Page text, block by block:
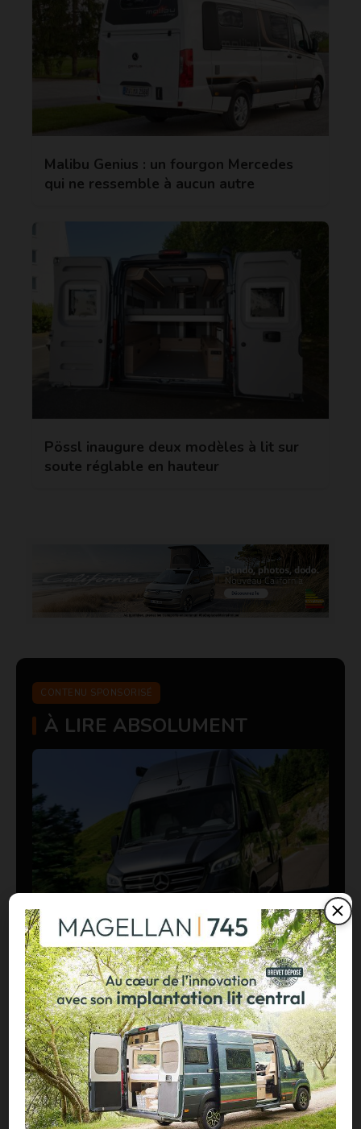
Malibu Genius : un fourgon Mercedes
qui ne ressemble à aucun autre
Pössl inaugure deux modèles à lit sur
soute réglable en hauteur
CONTENU SPONSORISÉ
À LIRE ABSOLUMENT
Routeur 5G, autonomie renforcée :
présentation de l’Hymer Grand Canyon S
Xperience
29/07/2026